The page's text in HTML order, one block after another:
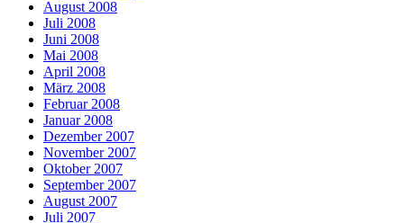
August 2008
Juli 2008
Juni 2008
Mai 2008
April 2008
März 2008
Februar 2008
Januar 2008
Dezember 2007
November 2007
Oktober 2007
September 2007
August 2007
Juli 2007